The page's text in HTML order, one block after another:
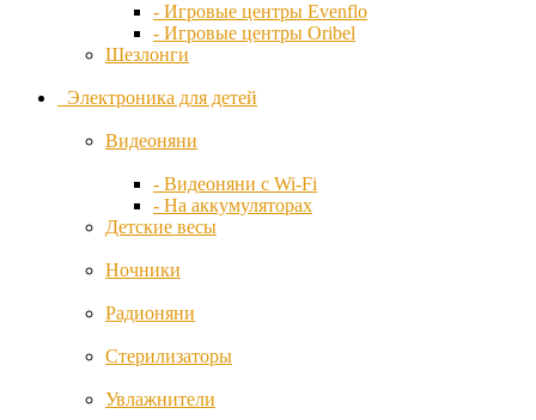
OSANN
Oyster
Pabobo
Peg-
Perego
Phil and
Teds
Picci
- Игровые центры Evenflo
- Игровые центры Oribel
Шезлонги
Электроника для детей
Видеоняни
- Видеоняни с Wi-Fi
- На аккумуляторах
Детские весы
Ночники
Радионяни
Стерилизаторы
Увлажнители